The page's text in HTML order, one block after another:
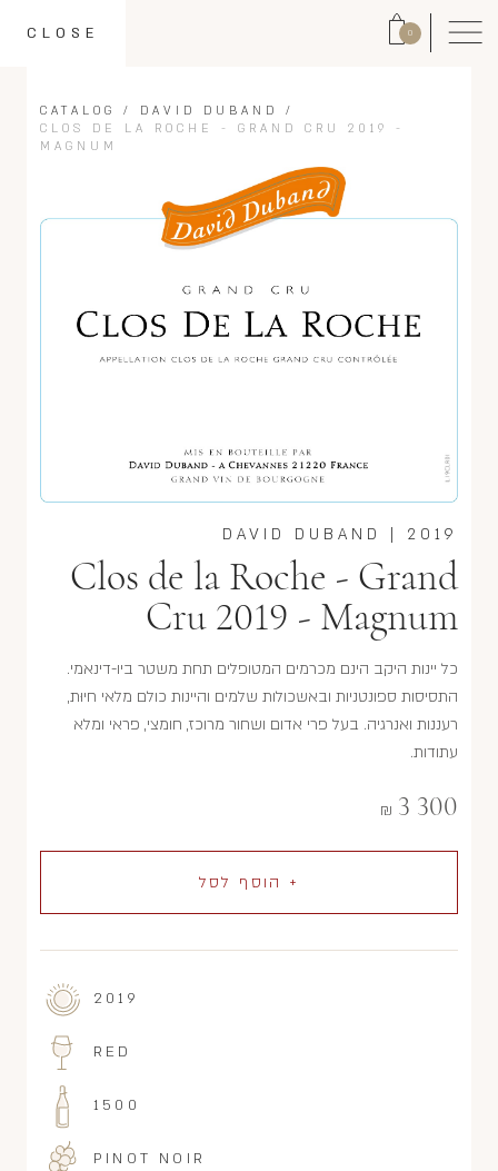
0
CLOSE
CATALOG / DAVID DUBAND
/
CLOS DE LA ROCHE - GRAND CRU 2019 -
MAGNUM
2019
|
DAVID DUBAND
Clos de la Roche - Grand
Cru 2019 - Magnum
כל יינות היקב הינם מכרמים המטופלים תחת משטר ביו-דינאמי.
התסיסות ספונטניות ובאשכולות שלמים והיינות כולם מלאי חיוּת,
רעננות ואנרגיה. בעל פרי אדום ושחור מרוכז, חומצי, פראי ומלא
עתודות.
3 300
₪
+ הוסף לסל
2019
RED
1500
PINOT NOIR